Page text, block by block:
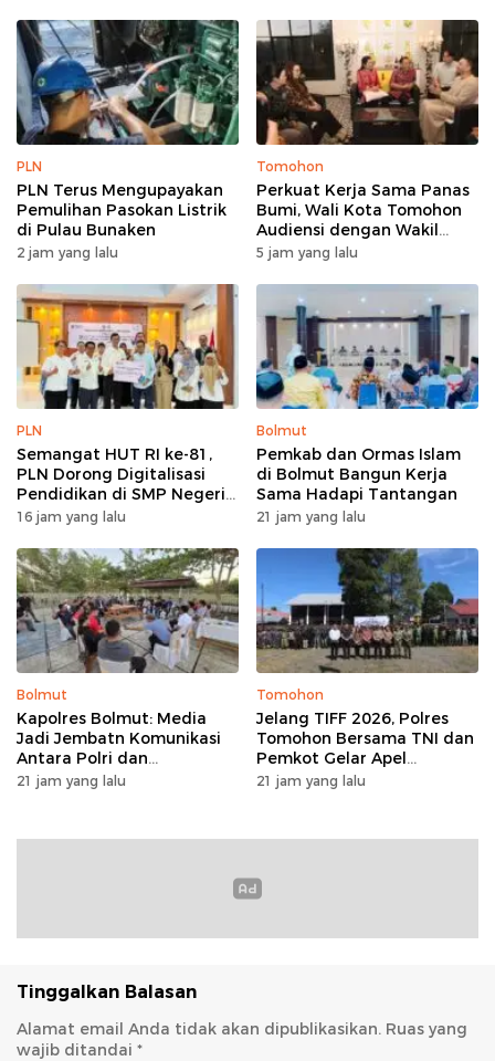
PLN
PLN Terus Mengupayakan
Pemulihan Pasokan Listrik
di Pulau Bunaken
2 jam yang lalu
Tomohon
Perkuat Kerja Sama Panas
Bumi, Wali Kota Tomohon
Audiensi dengan Wakil
Dubes Selandia Baru
5 jam yang lalu
PLN
Semangat HUT RI ke-81,
PLN Dorong Digitalisasi
Pendidikan di SMP Negeri
1 Palu Lewat Program TJSL
16 jam yang lalu
Bolmut
Pemkab dan Ormas Islam
di Bolmut Bangun Kerja
Sama Hadapi Tantangan
21 jam yang lalu
Bolmut
Kapolres Bolmut: Media
Jadi Jembatn Komunikasi
Antara Polri dan
Masyarakat
21 jam yang lalu
Tomohon
Jelang TIFF 2026, Polres
Tomohon Bersama TNI dan
Pemkot Gelar Apel
Kesiapan Pengamanan
21 jam yang lalu
Tinggalkan Balasan
Alamat email Anda tidak akan dipublikasikan. Ruas yang
wajib ditandai *